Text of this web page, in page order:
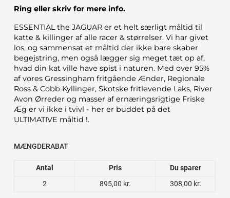
Ring eller skriv for mere info.
ESSENTIAL the JAGUAR er et helt særligt måltid til
katte & killinger af alle racer & størrelser. Vi har givet
los, og sammensat et måltid der ikke bare skaber
begejstring, men også lægger sig meget tæt op af,
hvad din kat ville have spist i naturen. Med over 95%
af vores Gressingham fritgående Ænder, Regionale
Ross & Cobb Kyllinger, Skotske fritlevende Laks, River
Avon Ørreder og masser af ernæringsrigtige Friske
Æg er vi ikke i tvivl - her er buddet på det
ULTIMATIVE måltid !.
MÆNGDERABAT
Antal Pris
Du sparer
2
895,00 kr. 308,00 kr.